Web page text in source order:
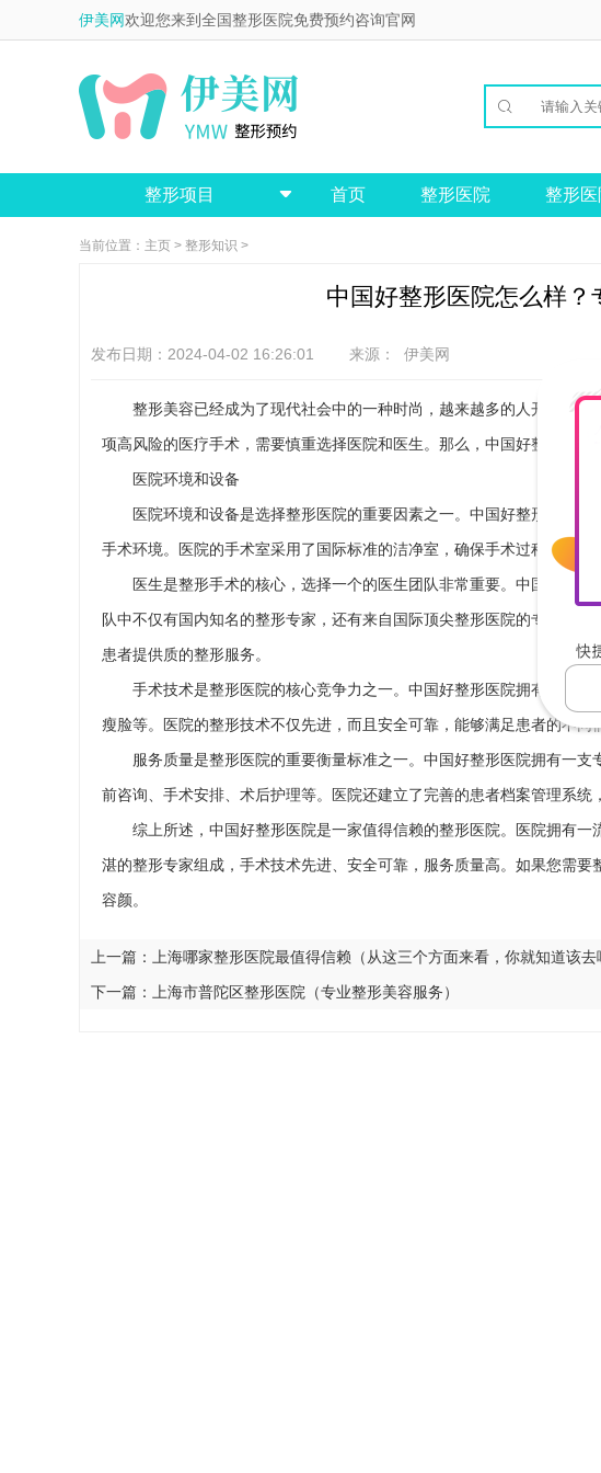
伊美网欢迎您来到全国整形医院免费预约咨询官网

整形项目  首页 整形医院 整形
当前位置： 主页 > 整形知识 >
中国好整形医院怎么样
发布日期：2024-04-02 16:26:01 来源： 伊美网
整形美容已经成为了现代社会中的一种时尚，越来越多的人开始注
项高风险的医疗手术，需要慎重选择医院和医生。那么，中国好整形医
医院环境和设备
医院环境和设备是选择整形医院的重要因素之一。中国好整形医院
手术环境。医院的手术室采用了国际标准的洁净室，确保手术过程中无
医生是整形手术的核心，选择一个的医生团队非常重要。中国好整
队中不仅有国内知名的整形专家，还有来自国际顶尖整形医院的专家。
患者提供质的整形服务。
手术技术是整形医院的核心竞争力之一。中国好整形医院拥有一流
瘦脸等。医院的整形技术不仅先进，而且安全可靠，能够满足患者的不同
服务质量是整形医院的重要衡量标准之一。中国好整形医院拥有一
前咨询、手术安排、术后护理等。医院还建立了完善的患者档案管理系统
综上所述，中国好整形医院是一家值得信赖的整形医院。医院拥有
湛的整形专家组成，手术技术先进、安全可靠，服务质量高。如果您需
容颜。
上一篇：
上海哪家整形医院最值得信赖（从这三个方面来看，你就知道该去
下一篇：
上海市普陀区整形医院（专业整形美容服务）